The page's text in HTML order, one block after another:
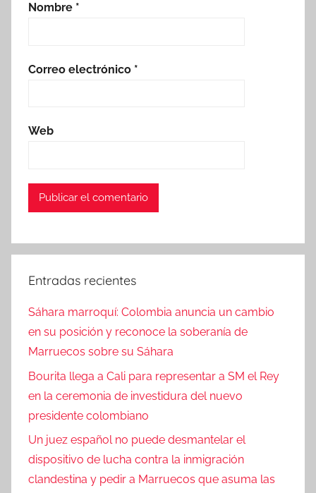
Nombre *
Correo electrónico *
Web
Entradas recientes
Sáhara marroquí: Colombia anuncia un cambio
en su posición y reconoce la soberanía de
Marruecos sobre su Sáhara
Bourita llega a Cali para representar a SM el Rey
en la ceremonia de investidura del nuevo
presidente colombiano
Un juez español no puede desmantelar el
dispositivo de lucha contra la inmigración
clandestina y pedir a Marruecos que asuma las